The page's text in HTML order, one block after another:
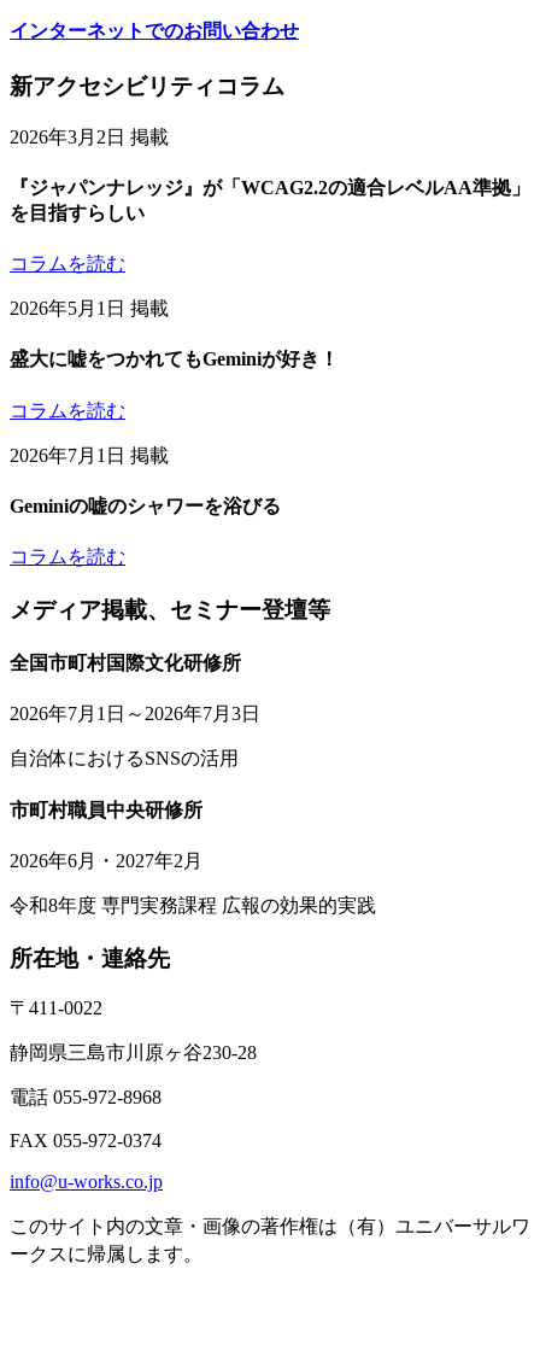
インターネットでのお問い合わせ
Footer
新アクセシビリティコラム
2026年3月2日 掲載
『ジャパンナレッジ』が「WCAG2.2の適合レベルAA準拠」
を目指すらしい
コラムを読む
2026年5月1日 掲載
盛大に嘘をつかれてもGeminiが好き！
コラムを読む
2026年7月1日 掲載
Geminiの嘘のシャワーを浴びる
コラムを読む
メディア掲載、セミナー登壇等
全国市町村国際文化研修所
2026年7月1日～2026年7月3日
自治体におけるSNSの活用
市町村職員中央研修所
2026年6月・2027年2月
令和8年度 専門実務課程 広報の効果的実践
所在地・連絡先
〒411-0022
静岡県三島市川原ヶ谷230-28
電話 055-972-8968
FAX 055-972-0374
info@u-works.co.jp
このサイト内の文章・画像の著作権は（有）ユニバーサルワ
ークスに帰属します。